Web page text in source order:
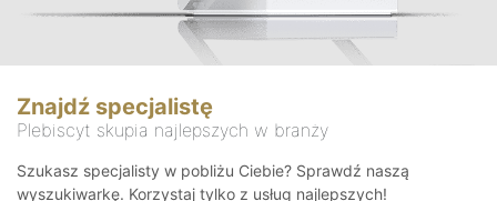
Znajdź specjalistę
Plebiscyt skupia najlepszych w branży
Szukasz specjalisty w pobliżu Ciebie? Sprawdź naszą
wyszukiwarkę. Korzystaj tylko z usług najlepszych!